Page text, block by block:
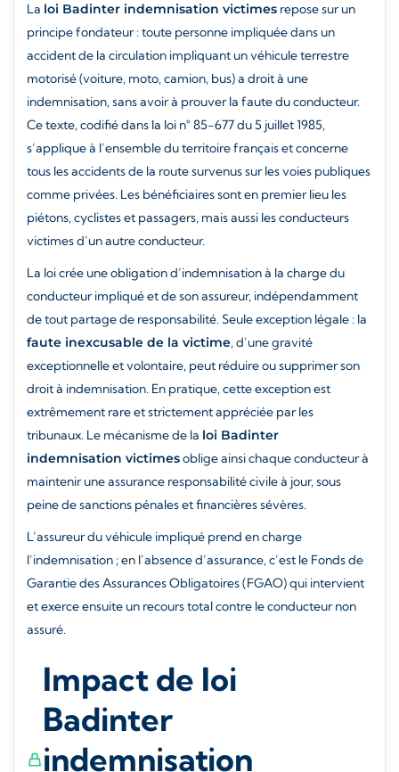
La loi Badinter indemnisation victimes repose sur un
principe fondateur : toute personne impliquée dans un
accident de la circulation impliquant un véhicule terrestre
motorisé (voiture, moto, camion, bus) a droit à une
indemnisation, sans avoir à prouver la faute du conducteur.
Ce texte, codifié dans la loi n° 85-677 du 5 juillet 1985,
s’applique à l’ensemble du territoire français et concerne
tous les accidents de la route survenus sur les voies publiques
comme privées. Les bénéficiaires sont en premier lieu les
piétons, cyclistes et passagers, mais aussi les conducteurs
victimes d’un autre conducteur.
La loi crée une obligation d’indemnisation à la charge du
conducteur impliqué et de son assureur, indépendamment
de tout partage de responsabilité. Seule exception légale : la
faute inexcusable de la victime, d’une gravité
exceptionnelle et volontaire, peut réduire ou supprimer son
droit à indemnisation. En pratique, cette exception est
extrêmement rare et strictement appréciée par les
tribunaux. Le mécanisme de la loi Badinter
indemnisation victimesoblige ainsi chaque conducteur à
maintenir une assurance responsabilité civile à jour, sous
peine de sanctions pénales et financières sévères.
L’assureur du véhicule impliqué prend en charge
l’indemnisation ; en l’absence d’assurance, c’est le Fonds de
Garantie des Assurances Obligatoires (FGAO) qui intervient
et exerce ensuite un recours total contre le conducteur non
assuré.
Impact de loi
Badinter
indemnisation